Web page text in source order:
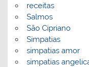
receitas
Salmos
São Cipriano
Simpatias
simpatias amor
simpatias